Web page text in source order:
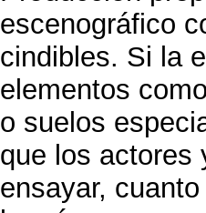
escenográfico
cindibles. Si la
elementos
o suelos
que los actores
ensayar,